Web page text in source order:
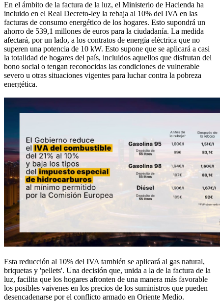
En el ámbito de la factura de la luz, el Ministerio de Hacienda ha
incluido en el Real Decreto-ley la rebaja al 10% del IVA en las
facturas de consumo energético de los hogares. Esto supondrá un
ahorro de 539,1 millones de euros para la ciudadanía. La medida
afectará, por un lado, a los contratos de energía eléctrica que no
superen una potencia de 10 kW. Esto supone que se aplicará a casi
la totalidad de hogares del país, incluidos aquellos que disfrutan del
bono social o tengan reconocidas las condiciones de vulnerable
severo u otras situaciones vigentes para luchar contra la pobreza
energética.
Esta reducción al 10% del IVA también se aplicará al gas natural,
briquetas y 'pellets'. Una decisión que, unida a la de la factura de la
luz, facilita que los hogares afronten de una manera más favorable
los posibles vaivenes en los precios de los suministros que pueden
desencadenarse por el conflicto armado en Oriente Medio.